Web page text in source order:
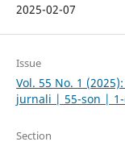
2025-02-07
Issue
Vol. 55 No. 1
jurnali | 55-son |
Section